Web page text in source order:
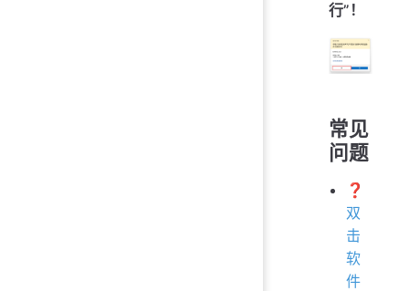
行”！
常见
问题
❓
双
击
软
件